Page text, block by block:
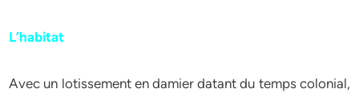
L’habitat
Avec un lotissement en damier datant du temps colonial,